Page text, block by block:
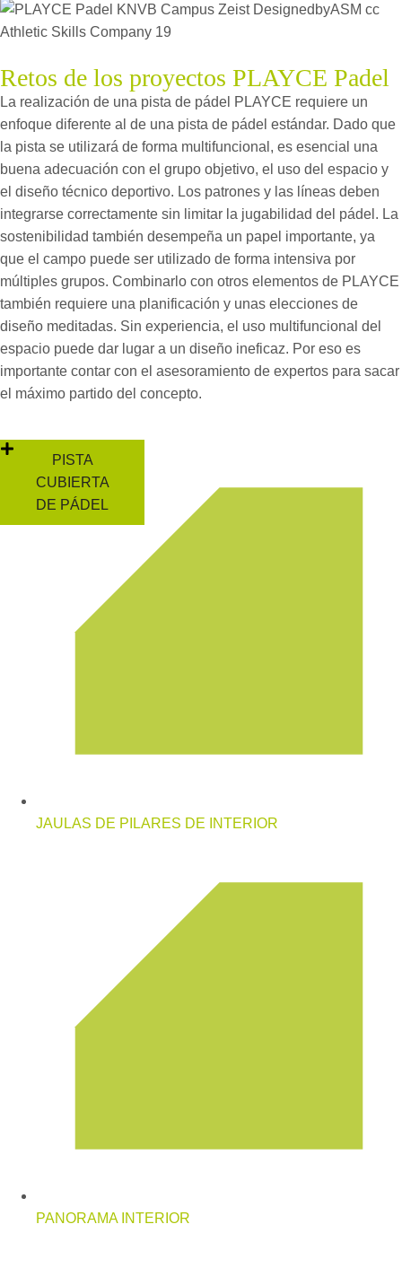
Retos de los proyectos PLAYCE Padel
La realización de una pista de pádel PLAYCE requiere un
enfoque diferente al de una pista de pádel estándar. Dado que
la pista se utilizará de forma multifuncional, es esencial una
buena adecuación con el grupo objetivo, el uso del espacio y
el diseño técnico deportivo. Los patrones y las líneas deben
integrarse correctamente sin limitar la jugabilidad del pádel. La
sostenibilidad también desempeña un papel importante, ya
que el campo puede ser utilizado de forma intensiva por
múltiples grupos. Combinarlo con otros elementos de PLAYCE
también requiere una planificación y unas elecciones de
diseño meditadas. Sin experiencia, el uso multifuncional del
espacio puede dar lugar a un diseño ineficaz. Por eso es
importante contar con el asesoramiento de expertos para sacar
el máximo partido del concepto.
PISTA
CUBIERTA
DE PÁDEL
JAULAS DE PILARES DE INTERIOR
PANORAMA INTERIOR